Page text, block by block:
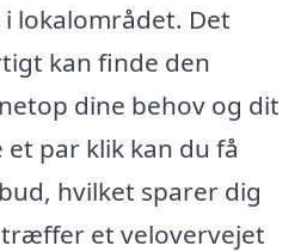
lokalområdet. Det
kan finde den
dine behov og dit
par klik kan du få
hvilket sparer dig
et velovervejet